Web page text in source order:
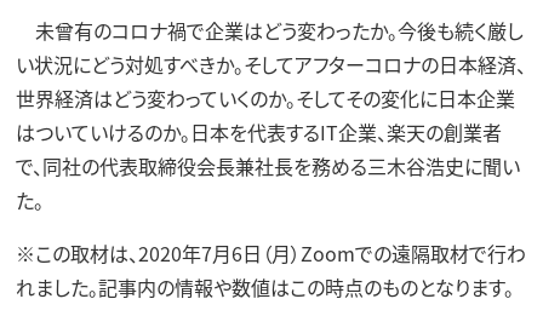
未曾有のコロナ禍で企業はどう変わったか。今後も続く厳し
い状況にどう対処すべきか。そしてアフターコロナの日本経済、
世界経済はどう変わっていくのか。そしてその変化に日本企業
はついていけるのか。日本を代表するIT企業、楽天の創業者
で、同社の代表取締役会長兼社長を務める三木谷浩史に聞い
た。
※この取材は、2020年7月6日（月）Zoomでの遠隔取材で行わ
れました。記事内の情報や数値はこの時点のものとなります。